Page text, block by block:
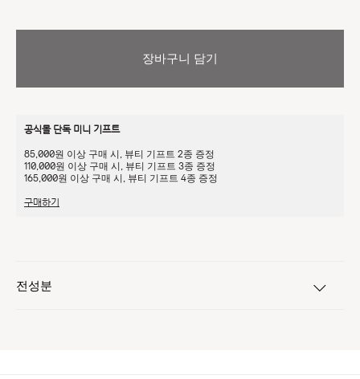
장바구니 담기
공식몰 단독 미니 기프트
85,000원 이상 구매 시, 뷰티 기프트 2종 증정
110,000원 이상 구매 시, 뷰티 기프트 3종 증정
165,000원 이상 구매 시, 뷰티 기프트 4종 증정
구매하기
전성분